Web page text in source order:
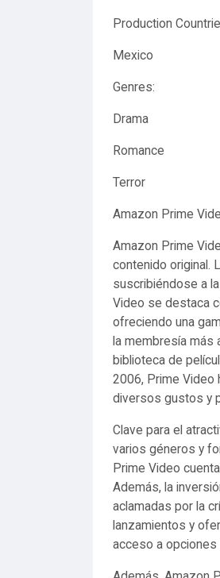
Production
Mexico
Genres:
Drama
Romance
Terror
Amazon Prime
Amazon Prime
contenido original.
suscribiéndose a
Video se destaca
ofreciendo una
la membresía más
biblioteca de
2006, Prime Video
diversos gustos y
Clave para el
varios géneros y
Prime Video
Además, la
aclamadas por la
lanzamientos y
acceso a